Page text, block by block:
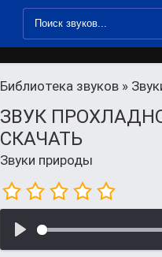
Библиотека звуков »
ЗВУК
СКАЧАТЬ
Звуки природы